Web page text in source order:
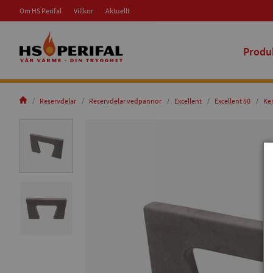
Om HS Perifal Villkor Aktuellt
Reservdelar Reservdelar vedpannor Excellent Excellent 50